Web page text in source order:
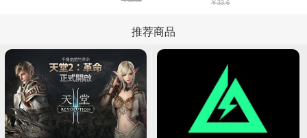
￥33.6
推荐商品